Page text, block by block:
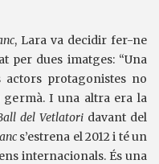
, Lara va decidir fer-ne
per dues imatges: “Una
actors protagonistes no
germà. I una altra era la
del Vetlatori davant del
s’estrena el 2012 i té un
internacionals. És una